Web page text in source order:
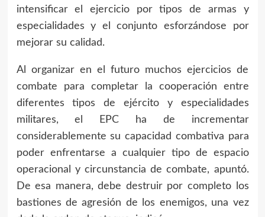
intensificar el ejercicio por tipos de armas y
especialidades y el conjunto esforzándose por
mejorar su calidad.
Al organizar en el futuro muchos ejercicios de
combate para completar la cooperación entre
diferentes tipos de ejército y especialidades
militares, el EPC ha de incrementar
considerablemente su capacidad combativa para
poder enfrentarse a cualquier tipo de espacio
operacional y circunstancia de combate, apuntó.
De esa manera, debe destruir por completo los
bastiones de agresión de los enemigos, una vez